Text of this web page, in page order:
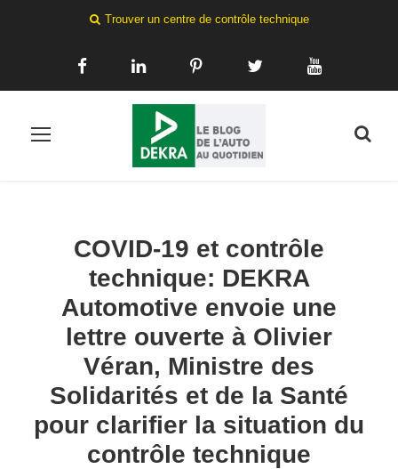
Trouver un centre de contrôle technique
COVID-19 et contrôle
technique: DEKRA
Automotive envoie une
lettre ouverte à Olivier
Véran, Ministre des
Solidarités et de la Santé
pour clarifier la situation du
contrôle technique